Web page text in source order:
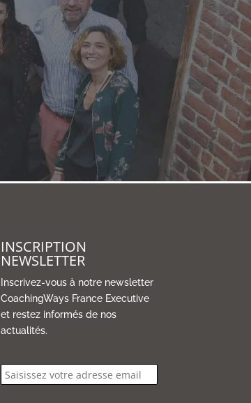
INSCRIPTION
NEWSLETTER
Inscrivez-vous à notre newsletter
CoachingWays France Executive
et restez informés de nos
actualités.